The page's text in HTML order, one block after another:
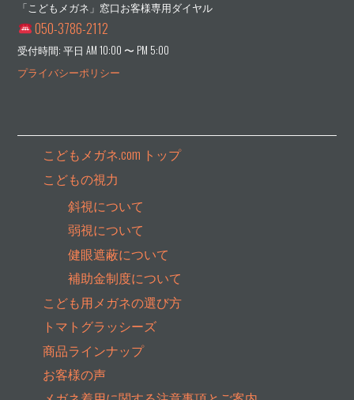
「こどもメガネ」窓口お客様専用ダイヤル
050-3786-2112
受付時間: 平日 AM 10:00 〜 PM 5:00
プライバシーポリシー
こどもメガネ.com トップ
こどもの視力
斜視について
弱視について
健眼遮蔽について
補助金制度について
こども用メガネの選び方
トマトグラッシーズ
商品ラインナップ
お客様の声